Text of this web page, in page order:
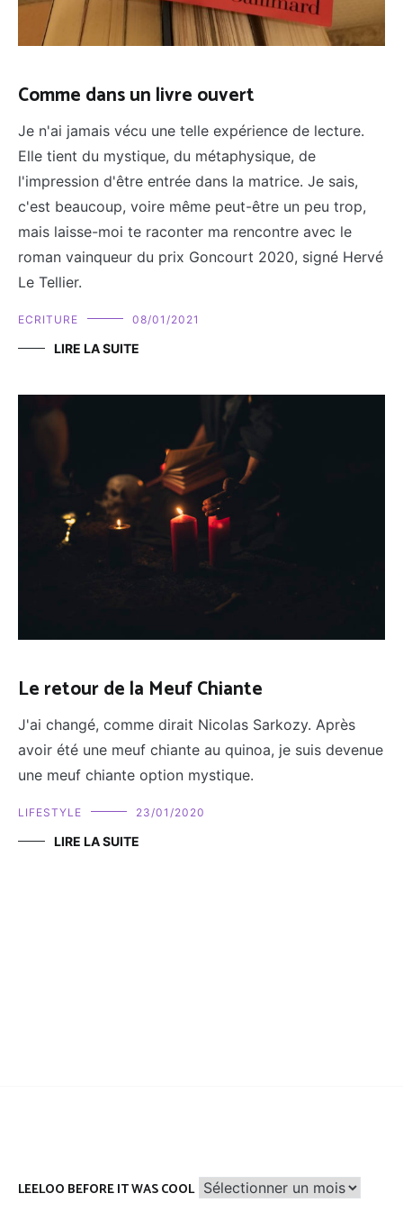
Comme dans un livre ouvert
Je n'ai jamais vécu une telle expérience de lecture.
Elle tient du mystique, du métaphysique, de
l'impression d'être entrée dans la matrice. Je sais,
c'est beaucoup, voire même peut-être un peu trop,
mais laisse-moi te raconter ma rencontre avec le
roman vainqueur du prix Goncourt 2020, signé Hervé
Le Tellier.
ECRITURE 08/01/2021
LIRE LA SUITE
Le retour de la Meuf Chiante
J'ai changé, comme dirait Nicolas Sarkozy. Après
avoir été une meuf chiante au quinoa, je suis devenue
une meuf chiante option mystique.
LIFESTYLE 23/01/2020
LIRE LA SUITE
LEELOO BEFORE IT WAS COOL Leeloo
before